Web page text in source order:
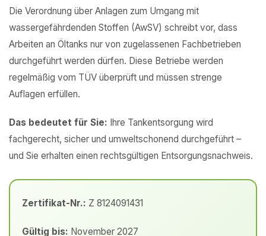
Die Verordnung über Anlagen zum Umgang mit
wassergefährdenden Stoffen (AwSV) schreibt vor, dass
Arbeiten an Öltanks nur von zugelassenen Fachbetrieben
durchgeführt werden dürfen. Diese Betriebe werden
regelmäßig vom TÜV überprüft und müssen strenge
Auflagen erfüllen.
Das bedeutet für Sie: Ihre Tankentsorgung wird
fachgerecht, sicher und umweltschonend durchgeführt –
und Sie erhalten einen rechtsgültigen Entsorgungsnachweis.
Zertifikat-Nr.: Z 8124091431
Gültig bis: November 2027